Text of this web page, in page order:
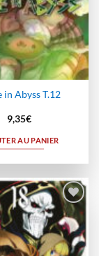
in Abyss T.12
9,35€
AU PANIER
Ajouter
à la
wishlist